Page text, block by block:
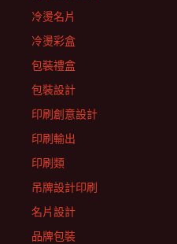
冷燙名片
冷燙彩盒
包裝禮盒
包裝設計
印刷創意設計
印刷輸出
印刷類
吊牌設計印刷
名片設計
品牌包裝